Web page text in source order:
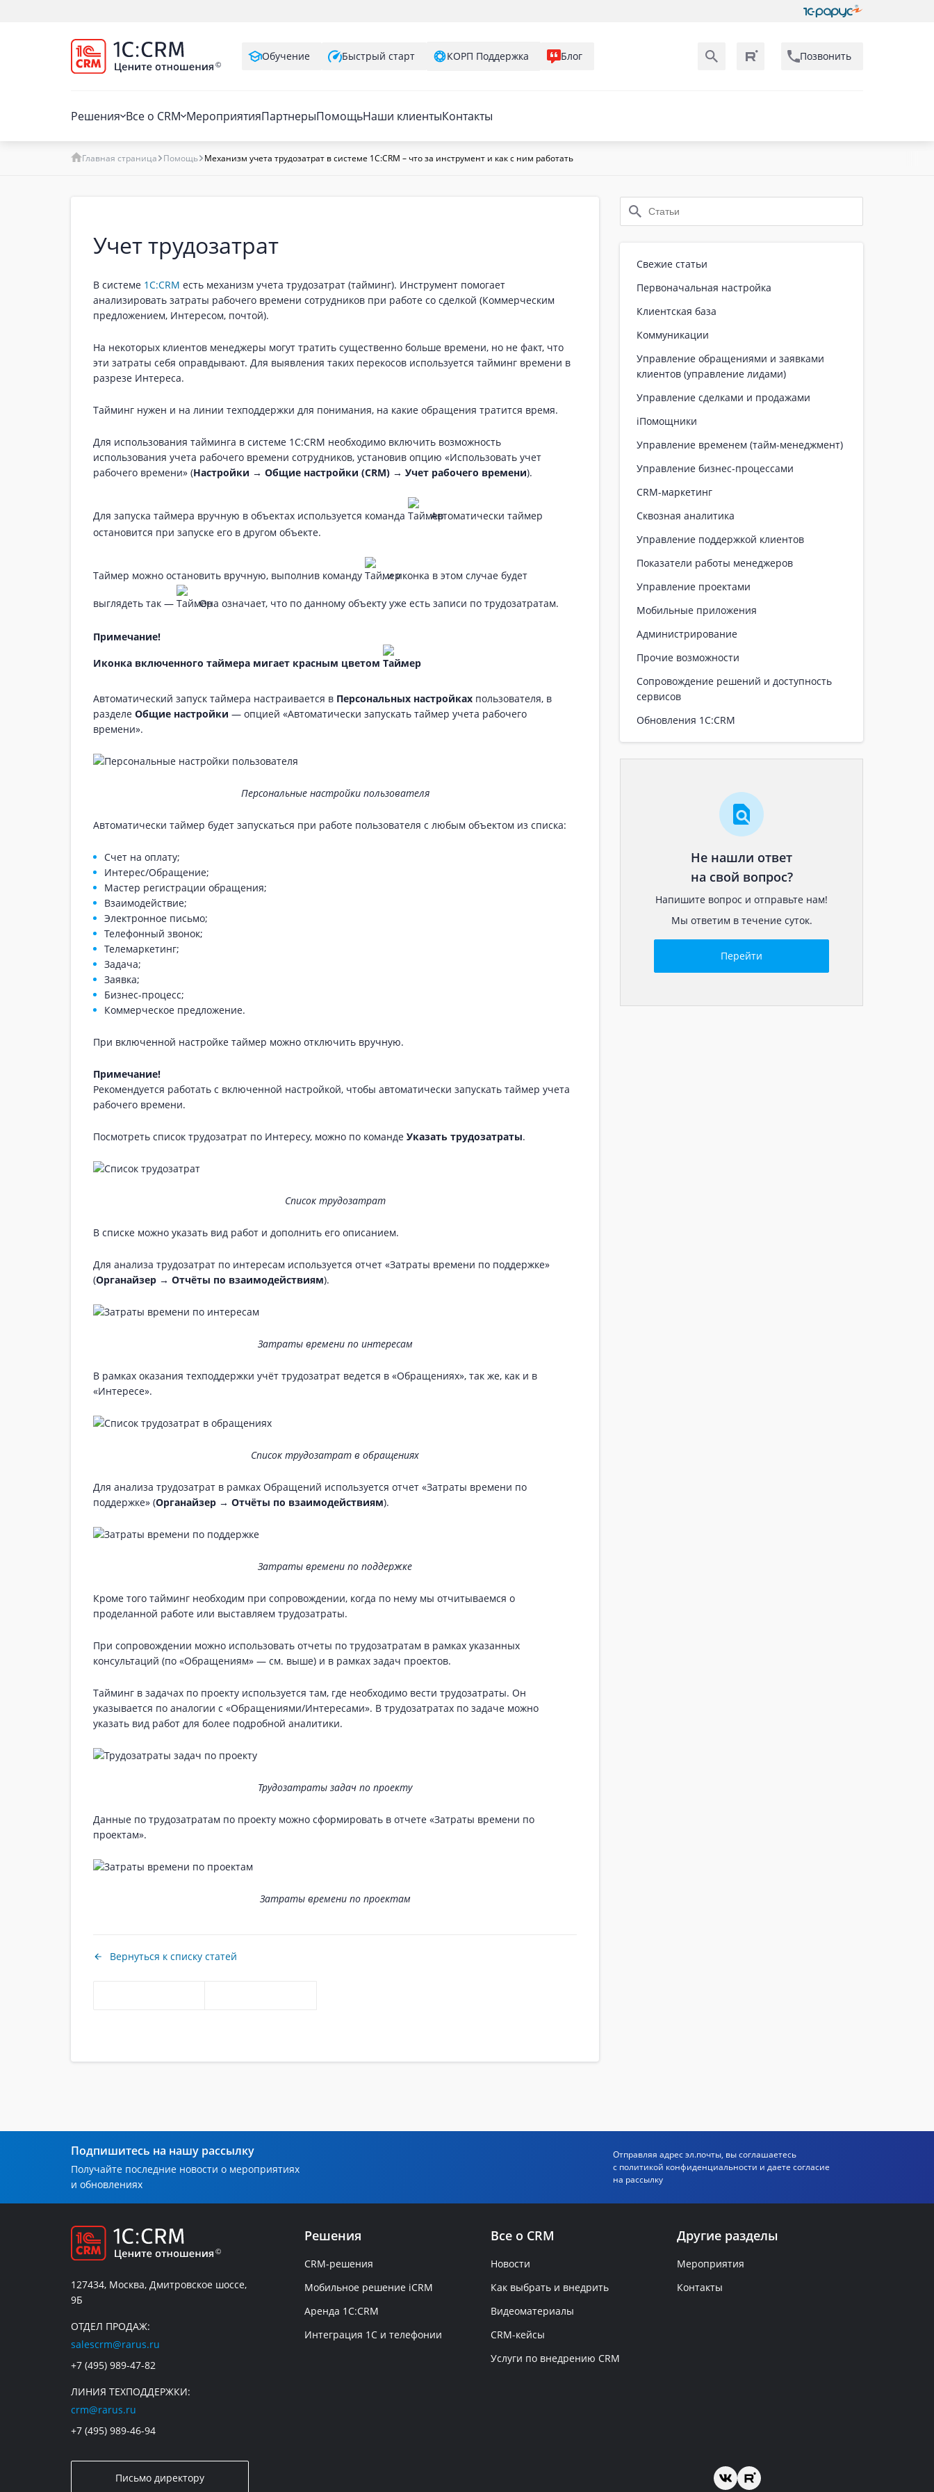
Обучение Быстрый старт КОРП Поддержка Блог Позвонить
Решения Все о CRM МероприятияПартнерыПомощьНаши клиентыКонтакты
Главная страница Помощь Механизм учета трудозатрат в системе 1C:CRM – что за инструмент и как с ним работать
Учет трудозатрат
В системе 1C:CRM есть механизм учета трудозатрат (тайминг). Инструмент помогает
анализировать затраты рабочего времени сотрудников при работе со сделкой (Коммерческим
предложением, Интересом, почтой).
На некоторых клиентов менеджеры могут тратить существенно больше времени, но не факт, что
эти затраты себя оправдывают. Для выявления таких перекосов используется тайминг времени в
разрезе Интереса.
Тайминг нужен и на линии техподдержки для понимания, на какие обращения тратится время.
Для использования тайминга в системе 1C:CRM необходимо включить возможность
использования учета рабочего времени сотрудников, установив опцию «Использовать учет
рабочего времени» (Настройки → Общие настройки (CRM) → Учет рабочего времени).
Для запуска таймера вручную в объектах используется команда
. Автоматически таймер
остановится при запуске его в другом объекте.
Таймер можно остановить вручную, выполнив команду , и иконка в этом случае будет
выглядеть так — . Она означает, что по данному объекту уже есть записи по трудозатратам.
Примечание!
Иконка включенного таймера мигает красным цветом
.
Автоматический запуск таймера настраивается в Персональных настройках пользователя, в
разделе Общие настройки — опцией «Автоматически запускать таймер учета рабочего
времени».
Персональные настройки пользователя
Автоматически таймер будет запускаться при работе пользователя с любым объектом из списка:
Счет на оплату;
Интерес/Обращение;
Мастер регистрации обращения;
Взаимодействие;
Электронное письмо;
Телефонный звонок;
Телемаркетинг;
Задача;
Заявка;
Бизнес-процесс;
Коммерческое предложение.
При включенной настройке таймер можно отключить вручную.
Примечание!
Рекомендуется работать с включенной настройкой, чтобы автоматически запускать таймер учета
рабочего времени.
Посмотреть список трудозатрат по Интересу, можно по команде Указать трудозатраты.
Список трудозатрат
В списке можно указать вид работ и дополнить его описанием.
Для анализа трудозатрат по интересам используется отчет «Затраты времени по поддержке»
(Органайзер → Отчёты по взаимодействиям).
Затраты времени по интересам
В рамках оказания техподдержки учёт трудозатрат ведется в «Обращениях», так же, как и в
«Интересе».
Список трудозатрат в обращениях
Для анализа трудозатрат в рамках Обращений используется отчет «Затраты времени по
поддержке» (Органайзер → Отчёты по взаимодействиям).
Затраты времени по поддержке
Кроме того тайминг необходим при сопровождении, когда по нему мы отчитываемся о
проделанной работе или выставляем трудозатраты.
При сопровождении можно использовать отчеты по трудозатратам в рамках указанных
консультаций (по «Обращениям» — см. выше) и в рамках задач проектов.
Тайминг в задачах по проекту используется там, где необходимо вести трудозатраты. Он
указывается по аналогии с «Обращениями/Интересами». В трудозатратах по задаче можно
указать вид работ для более подробной аналитики.
Трудозатраты задач по проекту
Данные по трудозатратам по проекту можно сформировать в отчете «Затраты времени по
проектам».
Затраты времени по проектам
Вернуться к списку статей
Свежие статьи
Первоначальная настройка
Клиентская база
Коммуникации
Управление обращениями и заявками
клиентов (управление лидами)
Управление сделками и продажами
iПомощники
Управление временем (тайм-менеджмент)
Управление бизнес-процессами
CRM-маркетинг
Сквозная аналитика
Управление поддержкой клиентов
Показатели работы менеджеров
Управление проектами
Мобильные приложения
Администрирование
Прочие возможности
Сопровождение решений и доступность
сервисов
Обновления 1С:CRM
Не нашли ответ
на свой вопрос?
Напишите вопрос и отправьте нам!
Мы ответим в течение суток.
Перейти
Подпишитесь на нашу рассылку
Получайте последние новости о мероприятиях
и обновлениях
Отправляя адрес эл.почты, вы соглашаетесь
с политикой конфиденциальности и даете согласие
на рассылку
127434, Москва, Дмитровское шоссе,
9Б
ОТДЕЛ ПРОДАЖ:
salescrm@rarus.ru
+7 (495) 989-47-82
ЛИНИЯ ТЕХПОДДЕРЖКИ:
crm@rarus.ru
+7 (495) 989-46-94
Письмо директору
Решения
CRM-решения
Мобильное решение iCRM
Аренда 1C:CRM
Интеграция 1С и телефонии
Все о CRM
Новости
Как выбрать и внедрить
Видеоматериалы
CRM-кейсы
Услуги по внедрению CRM
Другие разделы
Мероприятия
Контакты